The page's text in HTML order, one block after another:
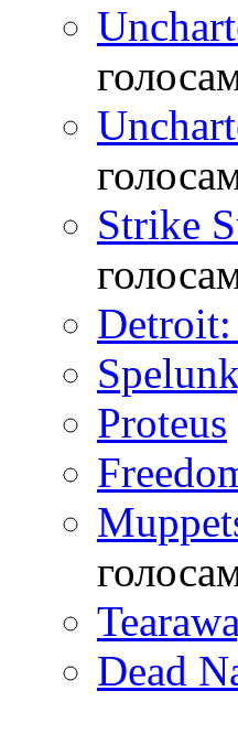
Strike
Detroit:
Proteus
Dead